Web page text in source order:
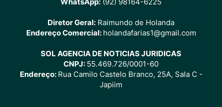
Diretor Geral: Raimundo de Holanda
Endereço Comercial: holandafarias1@gmail.com
SOL AGENCIA DE NOTICIAS JURIDICAS
CNPJ: 55.469.726/0001-60
Endereço: Rua Camilo Castelo Branco, 25A, Sala C -
Japiim